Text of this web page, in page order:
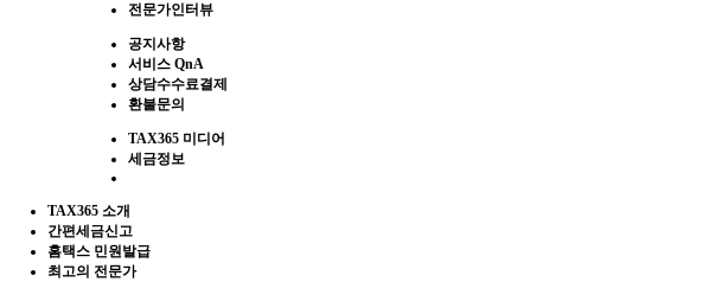
전문가인터뷰
공지사항
서비스 QnA
상담수수료결제
환불문의
TAX365 미디어
세금정보
TAX365 소개
간편세금신고
홈택스 민원발급
최고의 전문가